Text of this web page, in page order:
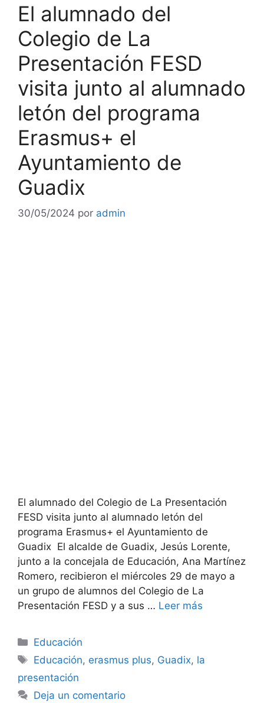
El alumnado del
Colegio de La
Presentación FESD
visita junto al alumnado
letón del programa
Erasmus+ el
Ayuntamiento de
Guadix
30/05/2024 por admin
El alumnado del Colegio de La Presentación
FESD visita junto al alumnado letón del
programa Erasmus+ el Ayuntamiento de
Guadix El alcalde de Guadix, Jesús Lorente,
junto a la concejala de Educación, Ana Martínez
Romero, recibieron el miércoles 29 de mayo a
un grupo de alumnos del Colegio de La
Presentación FESD y a sus … Leer más
Categorías
Educación
Etiquetas
Educación, erasmus plus, Guadix, la
presentación
Deja un comentario